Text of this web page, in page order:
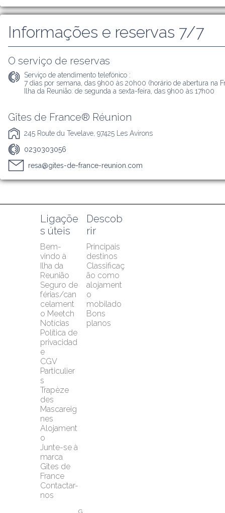
Informações e reservas 7/7
O serviço de reservas
Serviço de atendimento telefónico :
7 dias por semana, das 9h00 às 20h00 (horário de abertura na
Ilha da Reunião: de segunda a sexta-feira, das 9h00 às 17h00
Gîtes de France® Réunion
245 Route du Tevelave, 97425 Les Avirons
0230303056
resa@gites-de-france-reunion.com
Ligaçõe
s úteis
Bem-
vindo à
Ilha da
Reunião
Seguro de
férias/can
celament
o Meetch
Notícias
Política de
privacidad
e
CGV
Particulier
s
Trapèze
des
Mascareig
nes
Alojament
o
Junte-se à
marca
Gîtes de
France
Contactar-
nos
Descob
rir
Principais
destinos
Classificaç
ão como
alojament
o
mobilado
Bons
planos
G